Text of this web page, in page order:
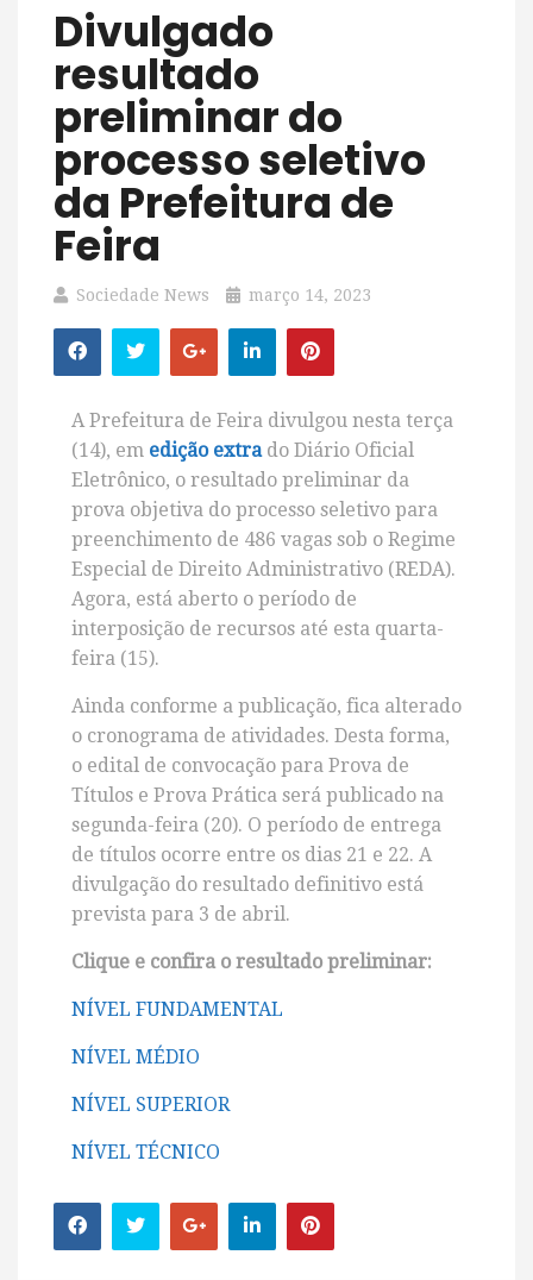
Divulgado
resultado
preliminar do
processo seletivo
da Prefeitura de
Feira
Sociedade News março 14, 2023
A Prefeitura de Feira divulgou nesta terça
(14), em edição extra do Diário Oficial
Eletrônico, o resultado preliminar da
prova objetiva do processo seletivo para
preenchimento de 486 vagas sob o Regime
Especial de Direito Administrativo (REDA).
Agora, está aberto o período de
interposição de recursos até esta quarta-
feira (15).
Ainda conforme a publicação, fica alterado
o cronograma de atividades. Desta forma,
o edital de convocação para Prova de
Títulos e Prova Prática será publicado na
segunda-feira (20). O período de entrega
de títulos ocorre entre os dias 21 e 22. A
divulgação do resultado definitivo está
prevista para 3 de abril.
Clique e confira o resultado preliminar:
NÍVEL FUNDAMENTAL
NÍVEL MÉDIO
NÍVEL SUPERIOR
NÍVEL TÉCNICO